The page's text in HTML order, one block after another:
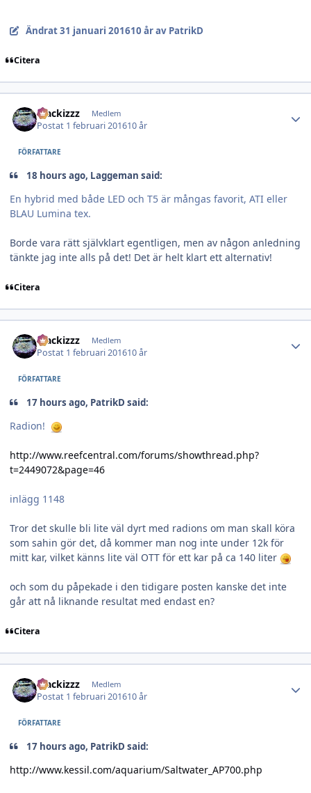
Ändrat31 januari 201610 årav PatrikD
Citera
blackizzz Medlem
Postat 1 februari 201610 år
FÖRFATTARE
18 hours ago, Laggeman said:
En hybrid med både LED och T5 är mångas favorit, ATI eller
BLAU Lumina tex.
Borde vara rätt självklart egentligen, men av någon anledning
tänkte jag inte alls på det! Det är helt klart ett alternativ!
Citera
blackizzz Medlem
Postat 1 februari 201610 år
FÖRFATTARE
17 hours ago, PatrikD said:
Radion!
http://www.reefcentral.com/forums/showthread.php?
t=2449072&page=46
inlägg 1148
Tror det skulle bli lite väl dyrt med radions om man skall köra
som sahin gör det, då kommer man nog inte under 12k för
mitt kar, vilket känns lite väl OTT för ett kar på ca 140 liter
och som du påpekade i den tidigare posten kanske det inte
går att nå liknande resultat med endast en?
Citera
blackizzz Medlem
Postat 1 februari 201610 år
FÖRFATTARE
17 hours ago, PatrikD said:
http://www.kessil.com/aquarium/Saltwater_AP700.php